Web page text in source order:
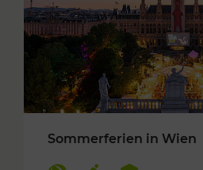
Sommerferien in Wien